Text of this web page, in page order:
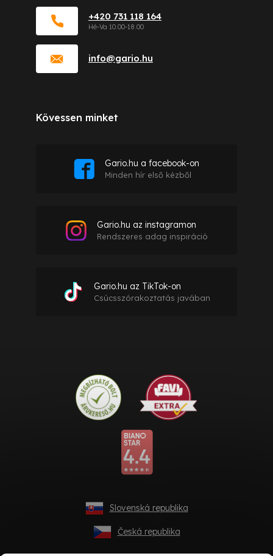
info@gario.hu
+420 731 118 164
Kövessen minket
Gario.hu a facebook-on
Minden hír első kézből
Gario.hu az instagramon
Rendszeres adag inspiráció
Gario.hu az TikTok-on
Csúcsszórakoztatás javában
Slovenská republika
Česká republika